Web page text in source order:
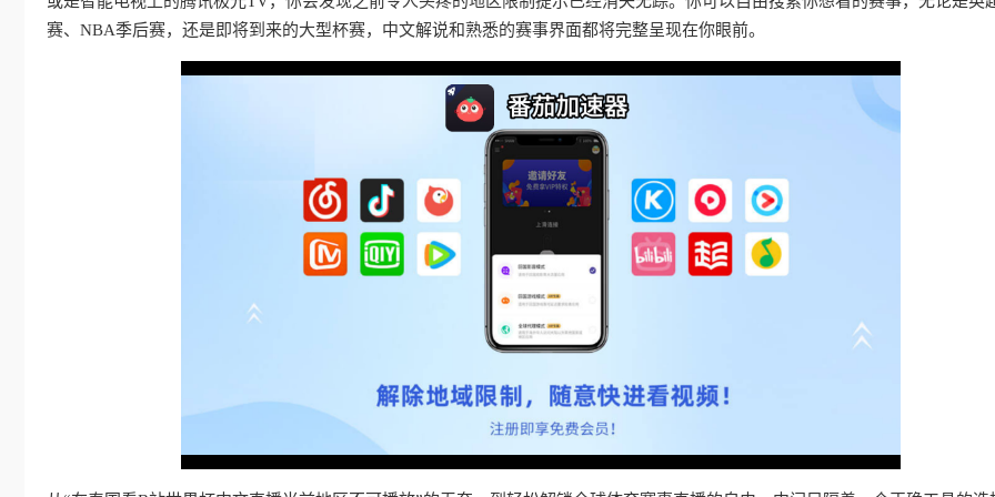
赛、NBA季后赛，还是即将到来的大型杯赛，中文解说和熟悉的赛事界面都将完整呈现在你眼前。